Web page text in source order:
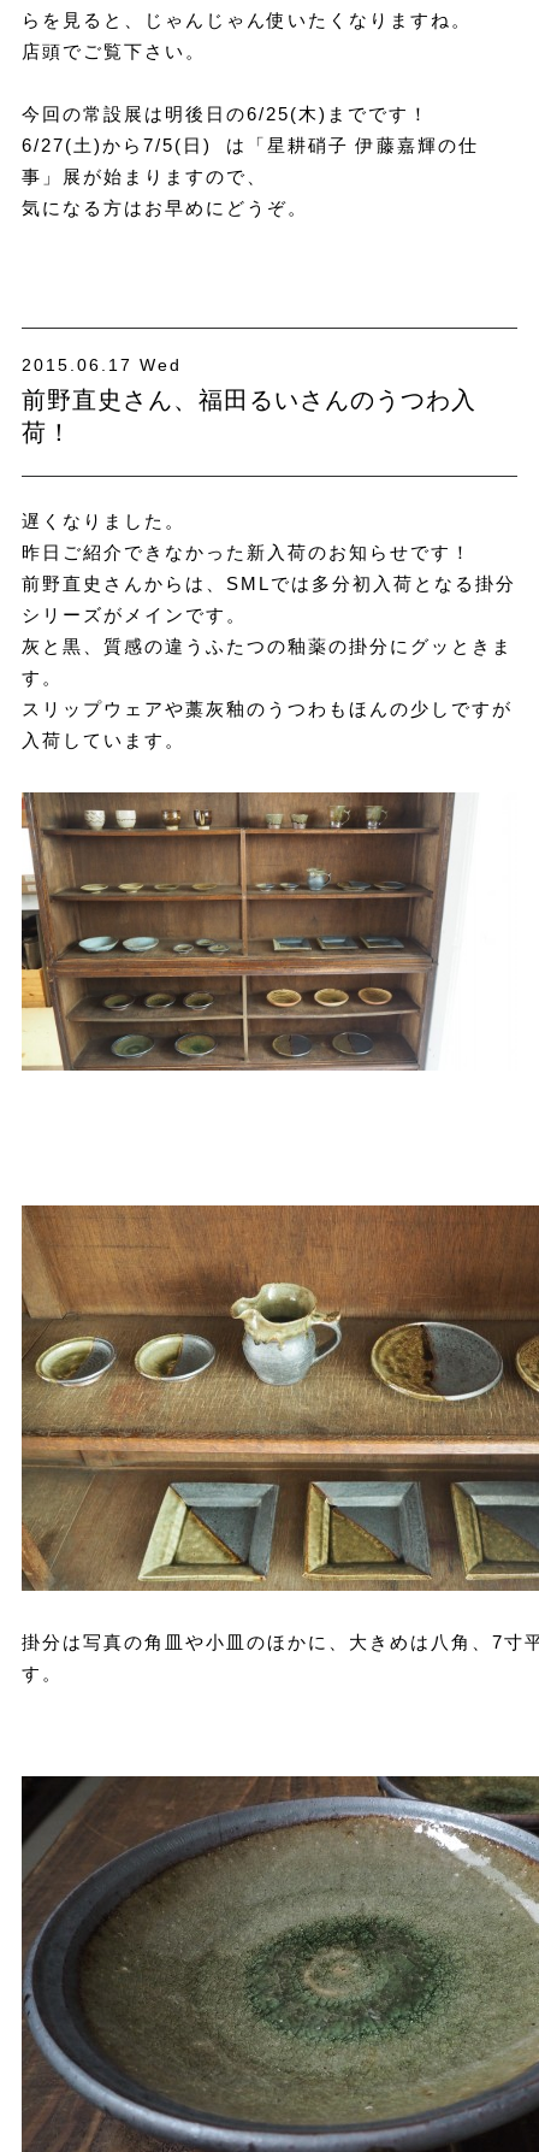
らを見ると、じゃんじゃん使いたくなりますね。
店頭でご覧下さい。
今回の常設展は明後日の6/25(木)までです！
6/27(土)から7/5(日) は「星耕硝子 伊藤嘉輝の仕
事」展が始まりますので、
気になる方はお早めにどうぞ。
2015.06.17 Wed
前野直史さん、福田るいさんのうつわ入
荷！
遅くなりました。
昨日ご紹介できなかった新入荷のお知らせです！
前野直史さんからは、SMLでは多分初入荷となる掛分
シリーズがメインです。
灰と黒、質感の違うふたつの釉薬の掛分にグッときま
す。
スリップウェアや藁灰釉のうつわもほんの少しですが
入荷しています。
掛分は写真の角皿や小皿のほかに、大きめは八角、7寸
す。